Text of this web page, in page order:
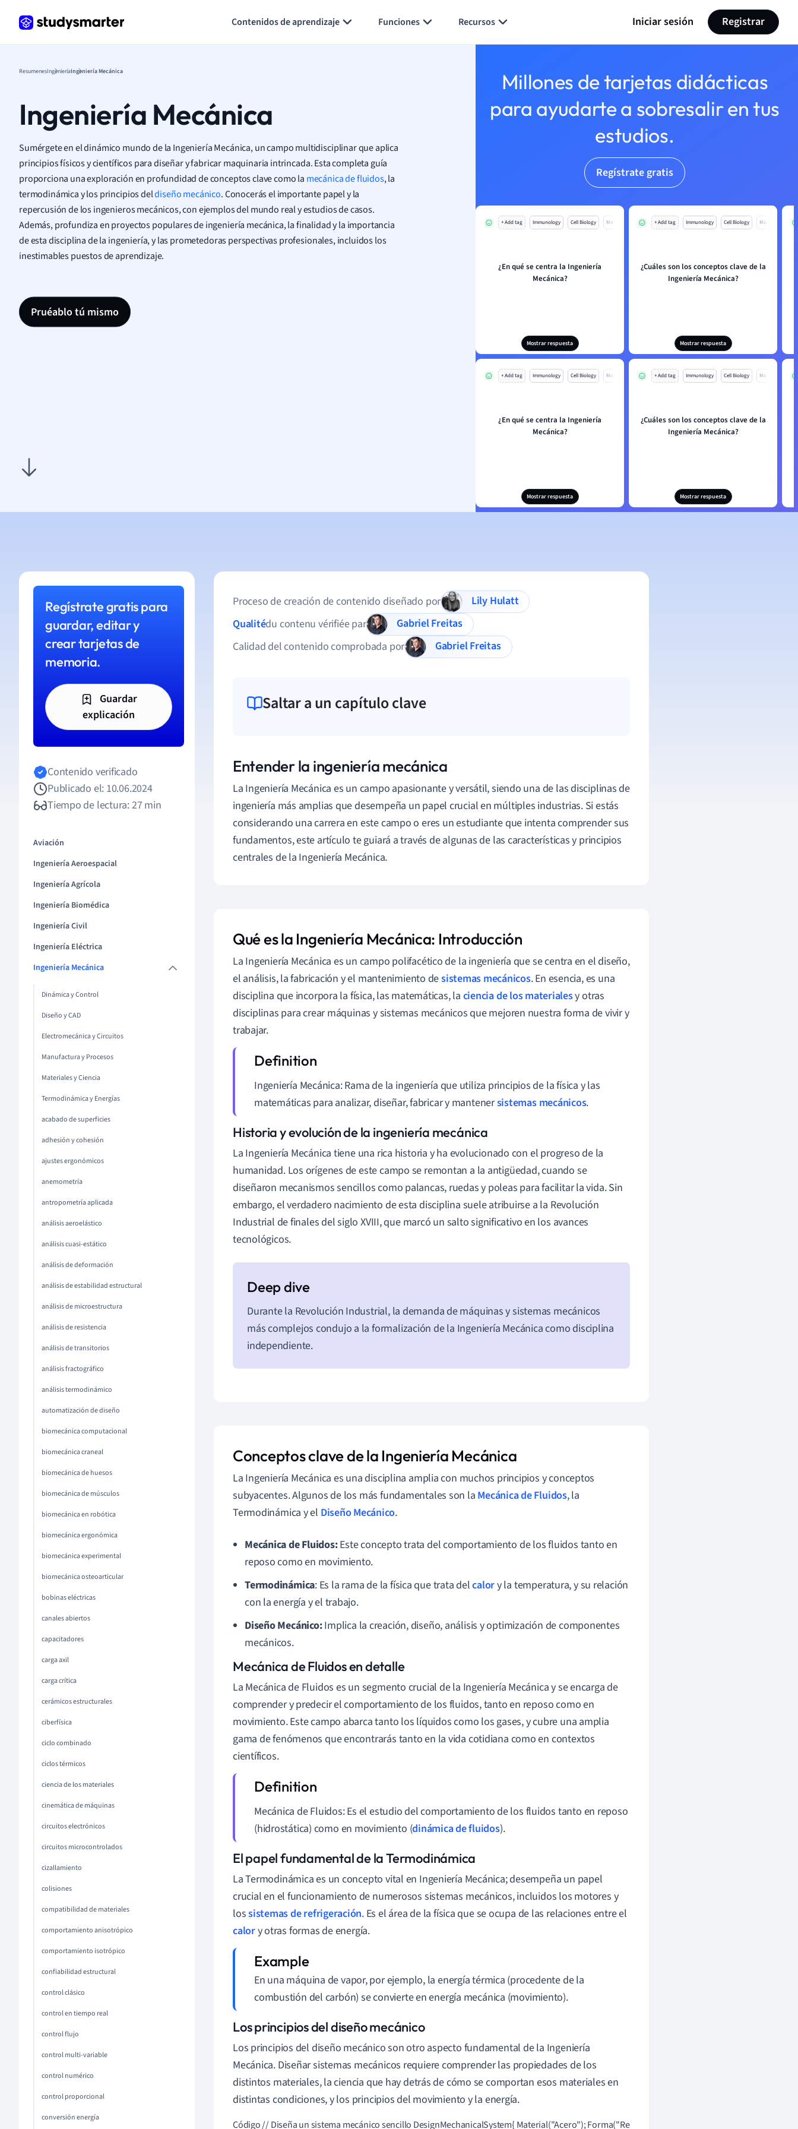
Contenidos de aprendizaje Funciones Recursos Iniciar sesión Registrar
ResumenesIngenieríaIngeniería Mecánica
Ingeniería Mecánica
Sumérgete en el dinámico mundo de la Ingeniería Mecánica, un campo multidisciplinar que aplica
principios físicos y científicos para diseñar y fabricar maquinaria intrincada. Esta completa guía
proporciona una exploración en profundidad de conceptos clave como la mecánica de fluidos, la
termodinámica y los principios deldiseño mecánico. Conocerás el importante papel y la
repercusión de los ingenieros mecánicos, con ejemplos del mundo real y estudios de casos.
Además, profundiza en proyectos populares de ingeniería mecánica, la finalidad y la importancia
de esta disciplina de la ingeniería, y las prometedoras perspectivas profesionales, incluidos los
inestimables puestos de aprendizaje.
Pruéablo tú mismo
Millones de tarjetas didácticas
para ayudarte a sobresalir en tus
estudios.
Regístrate gratis
+ Add tag Immunology Cell Biology Mo
¿En qué se centra la Ingeniería
Mecánica?
Mostrar respuesta
+ Add tag Immunology Cell Biology Mo
¿Cuáles son los conceptos clave de la
Ingeniería Mecánica?
Mostrar respuesta
+ Add tag Immunology Cell Biology Mo
¿En qué se centra la Ingeniería
Mecánica?
Mostrar respuesta
+ Add tag Immunology Cell Biology Mo
¿Cuáles son los conceptos clave de la
Ingeniería Mecánica?
Mostrar respuesta
Regístrate gratis para
guardar, editar y
crear tarjetas de
memoria.
Guardar
explicación
Contenido verificado
Publicado el: 10.06.2024
Tiempo de lectura: 27 min
Aviación
Ingeniería Aeroespacial
Ingeniería Agrícola
Ingeniería Biomédica
Ingeniería Civil
Ingeniería Eléctrica
Ingeniería Mecánica
Dinámica y Control
Diseño y CAD
Electromecánica y Circuitos
Manufactura y Procesos
Materiales y Ciencia
Termodinámica y Energías
acabado de superficies
adhesión y cohesión
ajustes ergonómicos
anemometría
antropometría aplicada
análisis aeroelástico
análisis cuasi-estático
análisis de deformación
análisis de estabilidad estructural
análisis de microestructura
análisis de resistencia
análisis de transitorios
análisis fractográfico
análisis termodinámico
automatización de diseño
biomecánica computacional
biomecánica craneal
biomecánica de huesos
biomecánica de músculos
biomecánica en robótica
biomecánica ergonómica
biomecánica experimental
biomecánica osteoarticular
bobinas eléctricas
canales abiertos
capacitadores
carga axil
carga crítica
cerámicos estructurales
ciberfísica
ciclo combinado
ciclos térmicos
ciencia de los materiales
cinemática de máquinas
circuitos electrónicos
circuitos microcontrolados
cizallamiento
colisiones
compatibilidad de materiales
comportamiento anisotrópico
comportamiento isotrópico
confiabilidad estructural
control clásico
control en tiempo real
control flujo
control multi-variable
control numérico
control proporcional
conversión energía
Proceso de creación de contenido diseñado por
Lily Hulatt
Qualitédu contenu vérifiée par
Gabriel Freitas
Calidad del contenido comprobada por
Gabriel Freitas
Saltar a un capítulo clave
Entender la ingeniería mecánica
La Ingeniería Mecánica es un campo apasionante y versátil, siendo una de las disciplinas de
ingeniería más amplias que desempeña un papel crucial en múltiples industrias. Si estás
considerando una carrera en este campo o eres un estudiante que intenta comprender sus
fundamentos, este artículo te guiará a través de algunas de las características y principios
centrales de la Ingeniería Mecánica.
Qué es la Ingeniería Mecánica: Introducción
La Ingeniería Mecánica es un campo polifacético de la ingeniería que se centra en el diseño,
el análisis, la fabricación y el mantenimiento desistemas mecánicos. En esencia, es una
disciplina que incorpora la física, las matemáticas, la ciencia de los materialesy otras
disciplinas para crear máquinas y sistemas mecánicos que mejoren nuestra forma de vivir y
trabajar.
Ingeniería Mecánica: Rama de la ingeniería que utiliza principios de la física y las
matemáticas para analizar, diseñar, fabricar y mantenersistemas mecánicos.
Historia y evolución de la ingeniería mecánica
La Ingeniería Mecánica tiene una rica historia y ha evolucionado con el progreso de la
humanidad. Los orígenes de este campo se remontan a la antigüedad, cuando se
diseñaron mecanismos sencillos como palancas, ruedas y poleas para facilitar la vida. Sin
embargo, el verdadero nacimiento de esta disciplina suele atribuirse a la Revolución
Industrial de finales del siglo XVIII, que marcó un salto significativo en los avances
tecnológicos.
Durante la Revolución Industrial, la demanda de máquinas y sistemas mecánicos
más complejos condujo a la formalización de la Ingeniería Mecánica como disciplina
independiente.
Conceptos clave de la Ingeniería Mecánica
La Ingeniería Mecánica es una disciplina amplia con muchos principios y conceptos
subyacentes. Algunos de los más fundamentales son la Mecánica de Fluidos, la
Termodinámica y el Diseño Mecánico.
Mecánica de Fluidos:Este concepto trata del comportamiento de los fluidos tanto en
reposo como en movimiento.
Termodinámica: Es la rama de la física que trata delcalory la temperatura, y su relación
con la energía y el trabajo.
Diseño Mecánico:Implica la creación, diseño, análisis y optimización de componentes
mecánicos.
Mecánica de Fluidos en detalle
La Mecánica de Fluidos es un segmento crucial de la Ingeniería Mecánica y se encarga de
comprender y predecir el comportamiento de los fluidos, tanto en reposo como en
movimiento. Este campo abarca tanto los líquidos como los gases, y cubre una amplia
gama de fenómenos que encontrarás tanto en la vida cotidiana como en contextos
científicos.
Mecánica de Fluidos: Es el estudio del comportamiento de los fluidos tanto en reposo
(hidrostática) como en movimiento (dinámica de fluidos).
El papel fundamental de la Termodinámica
La Termodinámica es un concepto vital en Ingeniería Mecánica; desempeña un papel
crucial en el funcionamiento de numerosos sistemas mecánicos, incluidos los motores y
lossistemas de refrigeración. Es el área de la física que se ocupa de las relaciones entre el
calory otras formas de energía.
En una máquina de vapor, por ejemplo, la energía térmica (procedente de la
combustión del carbón) se convierte en energía mecánica (movimiento).
Los principios del diseño mecánico
Los principios del diseño mecánico son otro aspecto fundamental de la Ingeniería
Mecánica. Diseñar sistemas mecánicos requiere comprender las propiedades de los
distintos materiales, la ciencia que hay detrás de cómo se comportan esos materiales en
distintas condiciones, y los principios del movimiento y la energía.
Código // Diseña un sistema mecánico sencillo DesignMechanicalSystem{ Material("Acero"); Forma("Redondo"); Tamaño(10); Fuerza(100); }